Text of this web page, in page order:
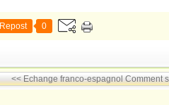
Repost 0
<< Echange franco-espagnol Comment